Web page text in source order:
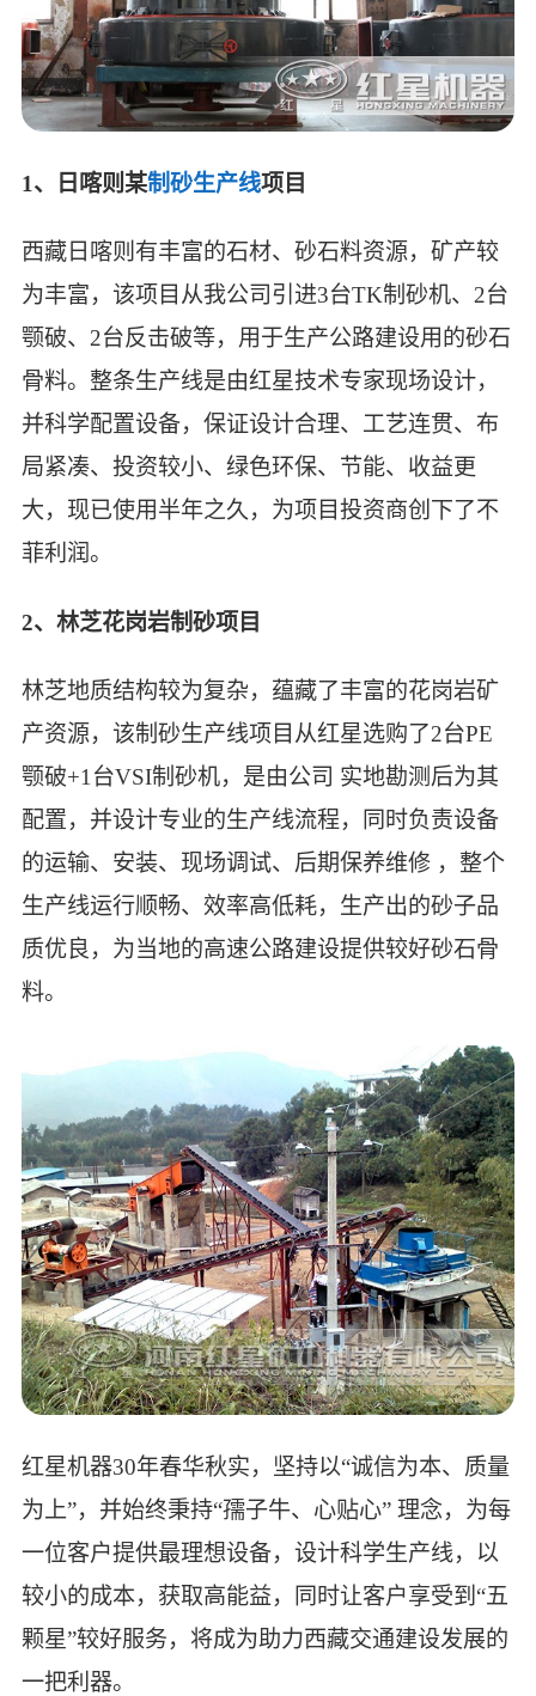
1、日喀则某制砂生产线项目
西藏日喀则有丰富的石材、砂石料资源，矿产较
为丰富，该项目从我公司引进3台TK制砂机、2台
颚破、2台反击破等，用于生产公路建设用的砂石
骨料。整条生产线是由红星技术专家现场设计，
并科学配置设备，保证设计合理、工艺连贯、布
局紧凑、投资较小、绿色环保、节能、收益更
大，现已使用半年之久，为项目投资商创下了不
菲利润。
2、林芝花岗岩制砂项目
林芝地质结构较为复杂，蕴藏了丰富的花岗岩矿
产资源，该制砂生产线项目从红星选购了2台PE
颚破+1台VSI制砂机，是由公司 实地勘测后为其
配置，并设计专业的生产线流程，同时负责设备
的运输、安装、现场调试、后期保养维修 ，整个
生产线运行顺畅、效率高低耗，生产出的砂子品
质优良，为当地的高速公路建设提供较好砂石骨
料。
红星机器30年春华秋实，坚持以“诚信为本、质量
为上”，并始终秉持“孺子牛、心贴心” 理念，为每
一位客户提供最理想设备，设计科学生产线，以
较小的成本，获取高能益，同时让客户享受到“五
颗星”较好服务，将成为助力西藏交通建设发展的
一把利器。